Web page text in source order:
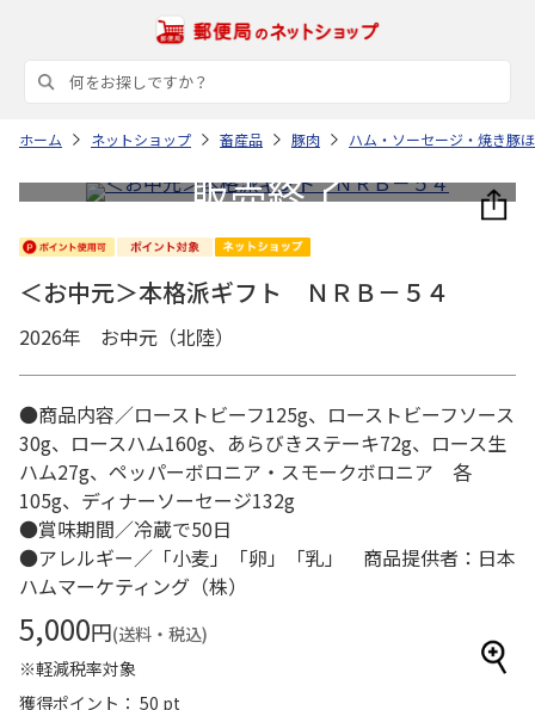
ホーム ネットショップ 畜産品 豚肉 ハム・ソーセージ・焼き豚
＜お中元＞本格派ギフト ＮＲＢ－５４
2026年 お中元（北陸）
●商品内容／ローストビーフ125g、ローストビーフソース
30g、ロースハム160g、あらびきステーキ72g、ロース生
ハム27g、ペッパーボロニア・スモークボロニア 各
105g、ディナーソーセージ132g
●賞味期間／冷蔵で50日
●アレルギー／「小麦」「卵」「乳」 商品提供者：日本
ハムマーケティング（株）
5,000円(送料・税込)
※軽減税率対象
獲得ポイント： 50 pt